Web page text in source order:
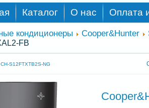
Каталог О нас Оплата
кондиционеры Cooper&Hunter
FB
S12FTXTB2S-NG